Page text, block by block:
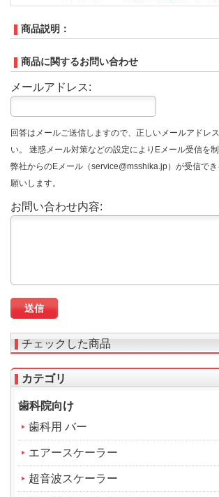
商品説明：
商品に関するお問い合わせ
メールアドレス:
回答はメールご送信しますので、正しいメールアドレ
い。 迷惑メール対策などの設定によりEメール受信を制
弊社からのEメール（service@msshika.jp）が受信で
願いします。
お問い合わせ内容:
チェックした商品
カテゴリ
歯科院向け
歯科用 バー
エアースケーラー
超音波スケーラー